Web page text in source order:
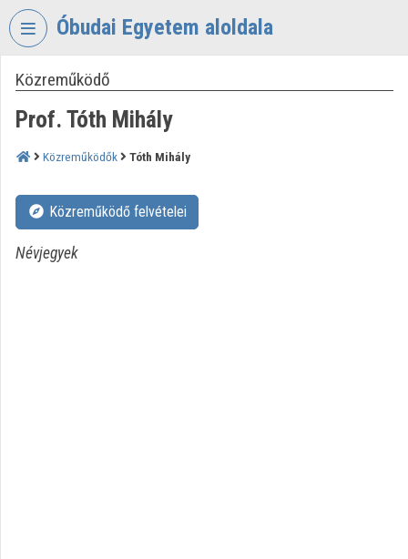
Fejléc kihagyása
Óbudai Egyetem aloldala
VIDEOTORIUM
ÓBUDAI
EGYETEM
Bejelentkezés
Intézményi felfedezés
Közreműködő
Prof. Tóth Mihály
Közreműködők Tóth Mihály
Közreműködő felvételei
Névjegyek